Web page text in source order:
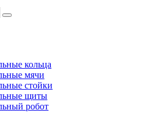
кольца
мячи
стойки
щиты
робот